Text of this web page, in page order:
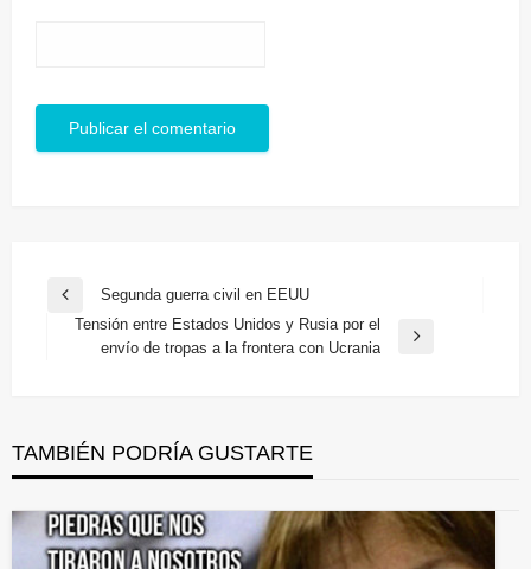
Navegación
entradas
Entrada
anterior
Segunda guerra civil en EEUU
Entrada
Tensión entre Estados Unidos y Rusia por el
envío de tropas a la frontera con Ucrania
TAMBIÉN PODRÍA GUSTARTE